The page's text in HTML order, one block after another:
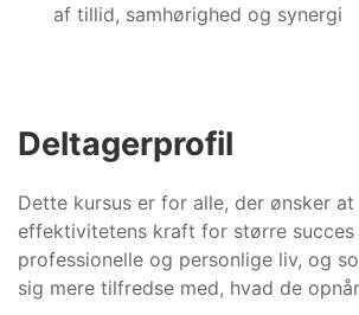
af tillid, samhørighed og synergi
Deltagerprofil
Dette kursus er for alle, der ønsker
effektivitetens kraft for større succes
professionelle og personlige liv, og
sig mere tilfredse med, hvad de